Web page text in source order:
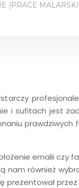
(PRACE
i sufitach jest
prawdziwych
emalii czy
nam również
prezentował